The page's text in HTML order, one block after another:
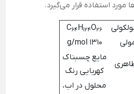
استفاده قرار می‌گیرد.
C64H124O26
1310 g/mol
مایع چسبناک
کهربایی رنگ
محلول در اب،